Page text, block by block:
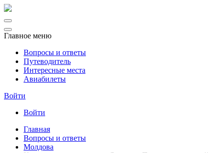
Главное меню
Вопросы и ответы
Путеводитель
Интересные места
Авиабилеты
Войти
Войти
Главная
Вопросы и ответы
Молдова